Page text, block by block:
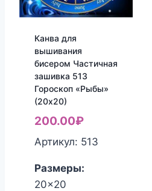
Канва для
вышивания
бисером Частичная
зашивка 513
Гороскоп «Рыбы»
(20х20)
200.00₽
Артикул: 513
Размеры:
20x20